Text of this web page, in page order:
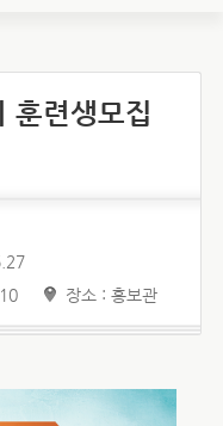
훈련생모집
장소 : 홍보관